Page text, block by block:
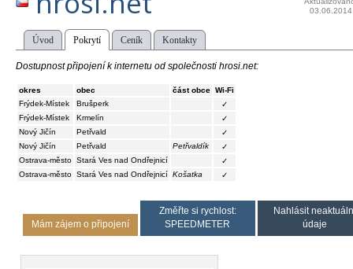
03.06.2014
Úvod Pokrytí Ceník Kontakty
Dostupnost připojení k internetu od společnosti hrosi.net:
okres obec část obce Wi-Fi
Frýdek-Místek
Brušperk
✓
Frýdek-Místek
Krmelín
✓
Nový Jičín
Petřvald
✓
Nový Jičín
Petřvald Petřvaldík
✓
Ostrava-město Stará Ves nad Ondřejnicí
✓
Ostrava-město Stará Ves nad Ondřejnicí Košatka ✓
Mám zájem o připojení
Změřte si rychlost:
SPEEDMETER
Nahlásit
údaje